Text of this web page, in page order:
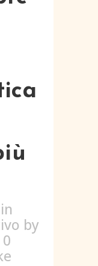
in
by
0